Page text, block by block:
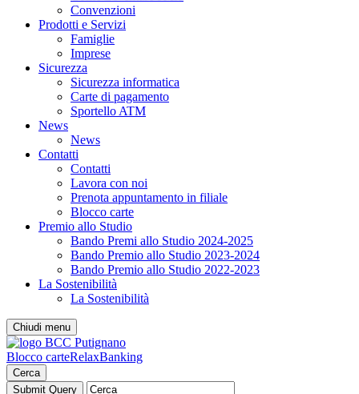
Convenzioni
Prodotti e Servizi
Famiglie
Imprese
Sicurezza
Sicurezza informatica
Carte di pagamento
Sportello ATM
News
News
Contatti
Contatti
Lavora con noi
Prenota appuntamento in filiale
Blocco carte
Premio allo Studio
Bando Premi allo Studio 2024-2025
Bando Premio allo Studio 2023-2024
Bando Premio allo Studio 2022-2023
La Sostenibilità
La Sostenibilità
Chiudi menu
Blocco carteRelaxBanking
Cerca